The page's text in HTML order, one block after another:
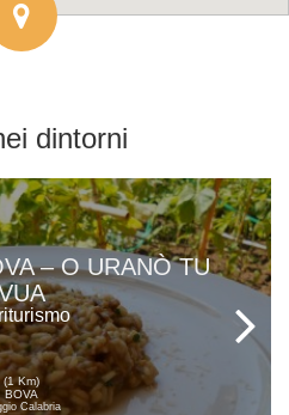
dintorni
– O URANÒ TU
(1 Km)
BOVA
Calabria